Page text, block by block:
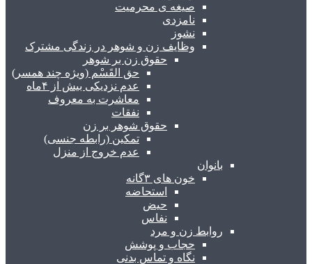
صیغه ی محرمیت
نامزدی
نشوز
وظایف زن و شوهر در زندگی مشترک
حقوق زن بر شوهر
حق القَسْم (ویژه چند همسر)
عدم نزدیکی بیش از ۴ماه
معاشرت به معروف
نفقات
حقوق شوهر بر زن
تمکین (رابطه جنسی)
عدم خروج از منزل
بانوان
خون های ۳گانه
استحاضه
حیض
نفاس
روابط زن و مرد
حجاب و پوشش
نگاه و تماس بدنی